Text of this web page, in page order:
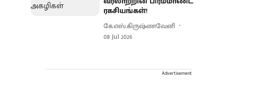
ரகசியங்கள்!
கே.எஸ்.கிருஷ்ணவேனி
08 Jul 2026
Advertisement